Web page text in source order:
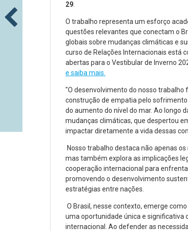
29
O trabalho representa um esforço
questões relevantes que conectam o
globais sobre mudanças climáticas e
curso de Relações Internacionais está
abertas para o Vestibular de Inverno
e saiba mais.
"O desenvolvimento do nosso
construção de empatia pelo
do aumento do nível do mar. Ao longo
mudanças climáticas, que despertou
impactar diretamente a vida dessas
Nosso trabalho destaca não apenas
mas também explora as implicações
cooperação internacional para
promovendo o desenvolvimento
estratégias entre nações.
O Brasil, nesse contexto, emerge
uma oportunidade única e significativa
internacional. Ao defender as